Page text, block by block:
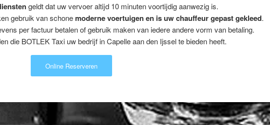
geldt dat uw vervoer altijd 10 minuten voortijdig aanwezig is.
gebruik van schone moderne voertuigen en is uw chauffeur gepast gekleed.
per factuur betalen of gebruik maken van iedere andere vorm van betaling.
die BOTLEK Taxi uw bedrijf in Capelle aan den Ijssel te bieden heeft.
Online Reserveren